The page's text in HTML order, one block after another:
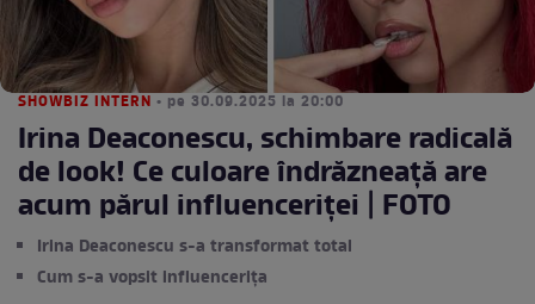
SHOWBIZ INTERN • pe 30.09.2025 la 20:00
Irina Deaconescu, schimbare radicală
de look! Ce culoare îndrăzneață are
acum părul influenceriței | FOTO
Irina Deaconescu s-a transformat total
Cum s-a vopsit influencerița